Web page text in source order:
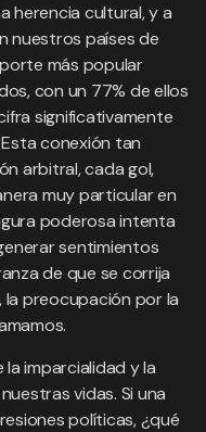
herencia cultural, y a
nuestros países de
más popular
con un 77% de ellos
significativamente
conexión tan
arbitral, cada gol,
muy particular en
poderosa intenta
sentimientos
de que se corrija
preocupación por la
imparcialidad y la
vidas. Si una
políticas, ¿qué